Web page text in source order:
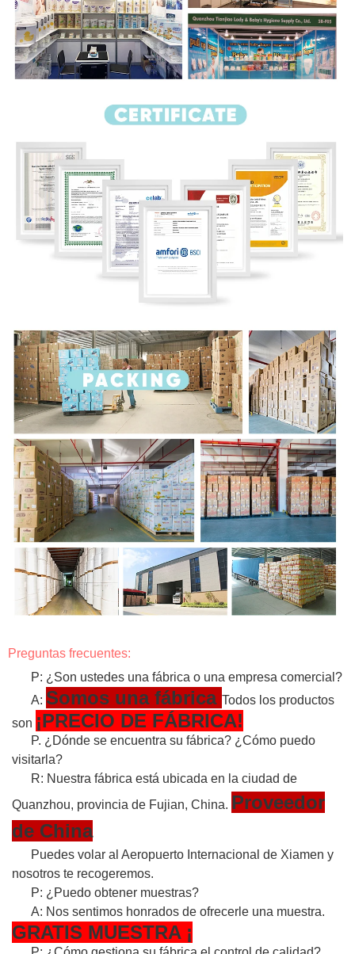
Preguntas frecuentes:
P: ¿Son ustedes una fábrica o una empresa comercial?
A: Somos una fábrica Todos los productos
son ¡PRECIO DE FÁBRICA!
P. ¿Dónde se encuentra su fábrica? ¿Cómo puedo
visitarla?
R: Nuestra fábrica está ubicada en la ciudad de
Quanzhou, provincia de Fujian, China. Proveedor
de China
Puedes volar al Aeropuerto Internacional de Xiamen y
nosotros te recogeremos.
P: ¿Puedo obtener muestras?
A: Nos sentimos honrados de ofrecerle una muestra.
GRATIS MUESTRA ¡